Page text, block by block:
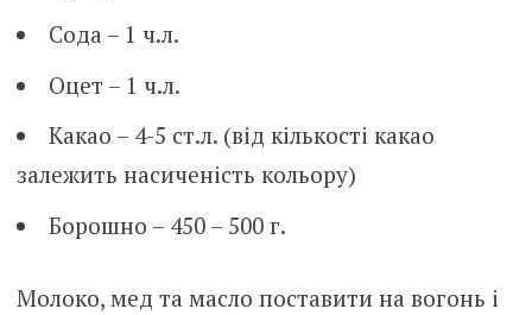
Сода – 1 ч.л.
Оцет – 1 ч.л.
Какао – 4-5 ст.л. (від кількості какао
залежить насиченість кольору)
Борошно – 450 – 500 г.
Молоко, мед та масло поставити на вогонь і